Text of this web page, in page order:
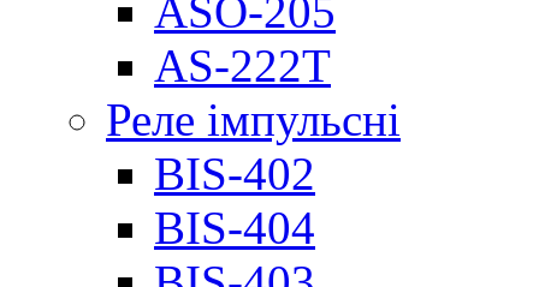
ASO-205
AS-222T
Реле імпульсні
BIS-402
BIS-404